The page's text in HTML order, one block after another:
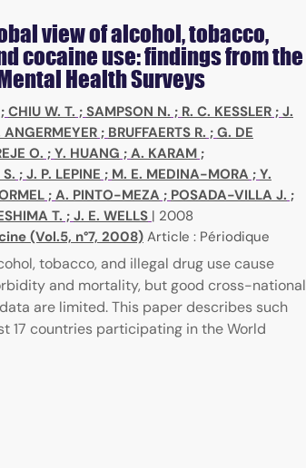
view of alcohol, tobacco,
cocaine use: findings from the
Health Surveys
; CHIU W. T. ; SAMPSON N. ; R. C. KESSLER ; J.
ANGERMEYER ; BRUFFAERTS R. ; G. DE
O. ; Y. HUANG ; A. KARAM ;
; J. P. LEPINE ; M. E. MEDINA-MORA ; Y.
; A. PINTO-MEZA ; POSADA-VILLA J. ;
T. ; J. E. WELLS | 2008
(Vol.5, n°7, 2008) Article : Périodique
tobacco, and illegal drug use cause
and mortality, but good cross-national
are limited. This paper describes such
17 countries participating in the World